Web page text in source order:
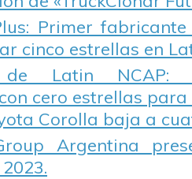
Primer
cinco estrellas en
de Latin NCAP:
cero estrellas para
Corolla baja a
Argentina